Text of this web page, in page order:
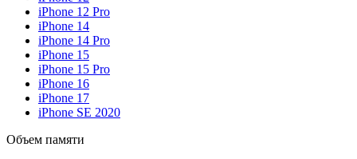
iPhone 12 Pro
iPhone 14
iPhone 14 Pro
iPhone 15
iPhone 15 Pro
iPhone 16
iPhone 17
iPhone SE 2020
Объем памяти